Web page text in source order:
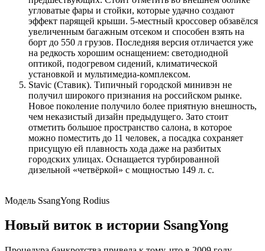
угловатые фары и стойки, которые удачно создают
эффект парящей крыши. 5-местный кроссовер обзавёлся
увеличенным багажным отсеком и способен взять на
борт до 550 л грузов. Последняя версия отличается уже
на редкость хорошим оснащением: светодиодной
оптикой, подогревом сидений, климатической
установкой и мультимедиа-комплексом.
Stavic (Ставик). Типичный городской минивэн не
получил широкого признания на российском рынке.
Новое поколение получило более приятную внешность,
чем неказистый дизайн предыдущего. Зато стоит
отметить большое пространство салона, в которое
можно поместить до 11 человек, а посадка сохраняет
присущую ей плавность хода даже на разбитых
городских улицах. Оснащается турбированной
дизельной «четвёркой» с мощностью 149 л. с.
Модель SsangYong Rodius
Новый виток в истории SsangYong